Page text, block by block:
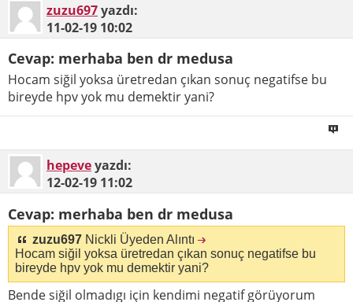
zuzu697yazdı:
11-02-19 10:02
Cevap: merhaba ben dr medusa
Hocam siğil yoksa üretredan çıkan sonuç negatifse bu
bireyde hpv yok mu demektir yani?
hepeveyazdı:
12-02-19 11:02
Cevap: merhaba ben dr medusa
zuzu697 Nickli Üyeden Alıntı
Hocam siğil yoksa üretredan çıkan sonuç negatifse bu
bireyde hpv yok mu demektir yani?
Bende siğil olmadıgı için kendimi negatif görüyorum